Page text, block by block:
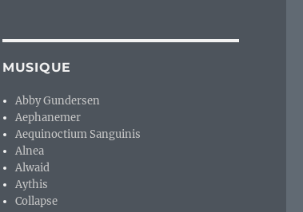
MUSIQUE
Abby Gundersen
Aephanemer
Aequinoctium Sanguinis
Alnea
Alwaid
Aythis
Collapse